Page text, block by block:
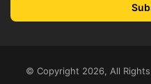
© Copyright 2026, All